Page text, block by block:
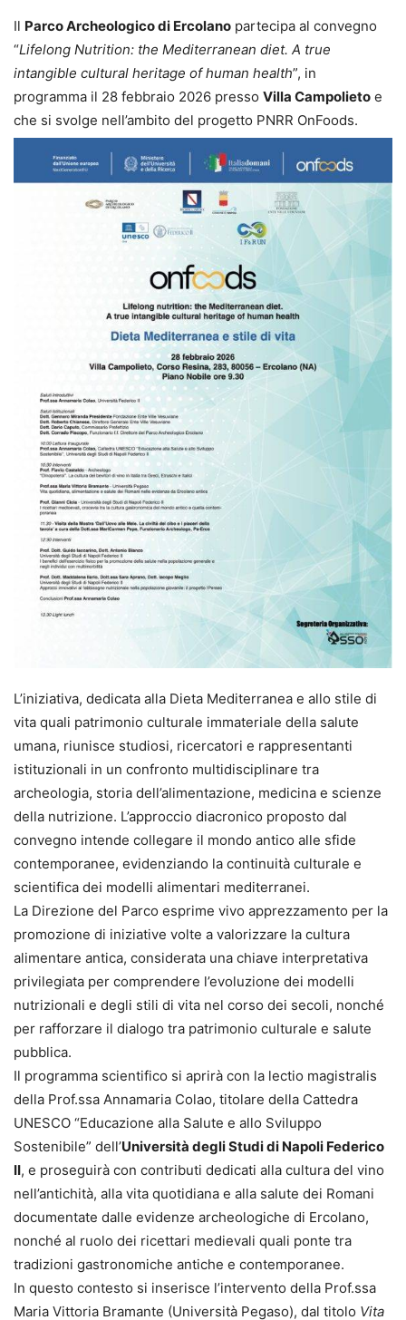
Il Parco Archeologico di Ercolano partecipa al convegno
“Lifelong Nutrition: the Mediterranean diet. A true
intangible cultural heritage of human health”, in
programma il 28 febbraio 2026 presso Villa Campolieto e
che si svolge nell’ambito del progetto PNRR OnFoods.
L’iniziativa, dedicata alla Dieta Mediterranea e allo stile di
vita quali patrimonio culturale immateriale della salute
umana, riunisce studiosi, ricercatori e rappresentanti
istituzionali in un confronto multidisciplinare tra
archeologia, storia dell’alimentazione, medicina e scienze
della nutrizione. L’approccio diacronico proposto dal
convegno intende collegare il mondo antico alle sfide
contemporanee, evidenziando la continuità culturale e
scientifica dei modelli alimentari mediterranei.
La Direzione del Parco esprime vivo apprezzamento per la
promozione di iniziative volte a valorizzare la cultura
alimentare antica, considerata una chiave interpretativa
privilegiata per comprendere l’evoluzione dei modelli
nutrizionali e degli stili di vita nel corso dei secoli, nonché
per rafforzare il dialogo tra patrimonio culturale e salute
pubblica.
Il programma scientifico si aprirà con la lectio magistralis
della Prof.ssa Annamaria Colao, titolare della Cattedra
UNESCO “Educazione alla Salute e allo Sviluppo
Sostenibile” dell’Università degli Studi di Napoli Federico
II, e proseguirà con contributi dedicati alla cultura del vino
nell’antichità, alla vita quotidiana e alla salute dei Romani
documentate dalle evidenze archeologiche di Ercolano,
nonché al ruolo dei ricettari medievali quali ponte tra
tradizioni gastronomiche antiche e contemporanee.
In questo contesto si inserisce l’intervento della Prof.ssa
Maria Vittoria Bramante (Università Pegaso), dal titolo Vita